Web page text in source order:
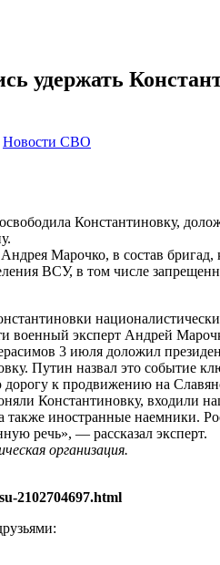
удержать
Новости СВО
Константиновку,
Марочко, в состав
ВСУ, в том числе
военный эксперт Андрей
3 июля доложил
Путин назвал это событие
к продвижению на
Константиновку, входили
иностранные наемники.
речь», — рассказал эксперт.
организация.
2102704697.html